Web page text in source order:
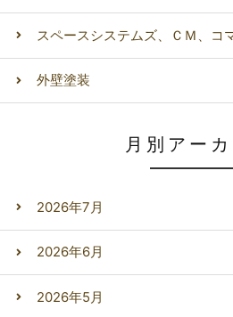
スペースシステムズ、ＣＭ、コ
外壁塗装
月別アー
2026年7月
2026年6月
2026年5月